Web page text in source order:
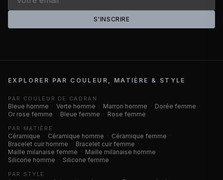
S'INSCRIRE
EXPLORER PAR COULEUR, MATIÈRE & STYLE
PAR COULEUR DE CADRAN
Bleue homme · Verte homme · Marron homme · Dorée femme ·
Or rose femme · Bleue femme · Rose femme
PAR MATIÈRE
Céramique · Céramique homme · Céramique femme ·
Bracelet cuir homme · Bracelet cuir femme ·
Maille milanaise femme · Maille milanaise homme ·
Silicone homme · Silicone femme
PAR STYLE